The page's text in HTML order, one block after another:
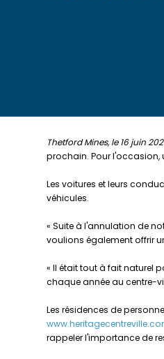
Thetford Mines, le 16 juin
prochain. Pour l'occasion,
Les voitures et leurs
véhicules.
« Suite à l'annulation de
voulions également offrir
« Il était tout à fait naturel
chaque année au centre-
Les résidences de
rappeler l'importance de